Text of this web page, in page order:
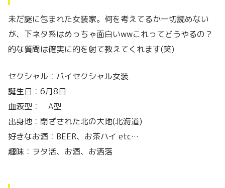
未だ謎に包まれた女装家。何を考えてるか一切読めない
が、下ネタ系はめっちゃ面白いwwこれってどうやるの？
的な質問は確実に的を射て教えてくれます(笑)
セクシャル：バイセクシャル女装
誕生日：6月8日
血液型： A型
出身地：閉ざされた北の大地(北海道)
好きなお酒：BEER、お茶ハイ etc…
趣味：ヲタ活、お酒、お洒落